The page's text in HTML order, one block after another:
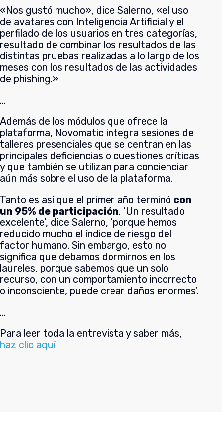
«Nos gustó mucho», dice Salerno, «el uso
de avatares con Inteligencia Artificial y el
perfilado de los usuarios en tres categorías,
resultado de combinar los resultados de las
distintas pruebas realizadas a lo largo de los
meses con los resultados de las actividades
de phishing.»
…
Además de los módulos que ofrece la
plataforma, Novomatic integra sesiones de
talleres presenciales que se centran en las
principales deficiencias o cuestiones críticas
y que también se utilizan para concienciar
aún más sobre el uso de la plataforma.
Tanto es así que el primer año terminó con
un 95% de participación. ‘Un resultado
excelente’, dice Salerno, ‘porque hemos
reducido mucho el índice de riesgo del
factor humano. Sin embargo, esto no
significa que debamos dormirnos en los
laureles, porque sabemos que un solo
recurso, con un comportamiento incorrecto
o inconsciente, puede crear daños enormes’.
…
Para leer toda la entrevista y saber más,
haz clic aquí